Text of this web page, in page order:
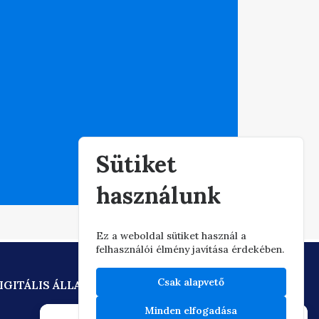
ÁLLAMPOLGÁRSÁG
Sütiket
használunk
Ez a weboldal sütiket használ a
felhasználói élmény javítása érdekében.
Csak alapvető
Minden elfogadása